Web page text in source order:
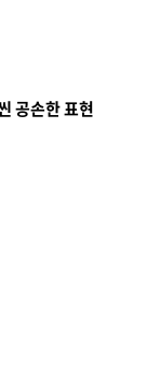
공손한 표현